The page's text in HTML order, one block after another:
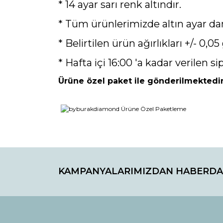
* 14 ayar sarı renk altındır.
* Tüm ürünlerimizde altın ayar
* Belirtilen ürün ağırlıkları +/-
* Hafta içi 16:00 'a kadar verilen
Ürüne özel paket ile
Görüş ve önerileriniz için teşekkür ederiz.
Ürün resmi kalitesiz, bozuk veya
KAMPANYALARIMIZDAN